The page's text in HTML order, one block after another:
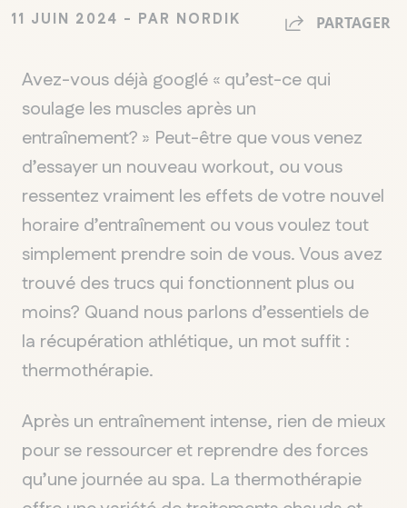
11 JUIN 2024 - PAR NORDIK PARTAGER
Avez-vous déjà googlé « qu’est-ce qui
soulage les muscles après un
entraînement? » Peut-être que vous venez
d’essayer un nouveau workout, ou vous
ressentez vraiment les effets de votre nouvel
horaire d’entraînement ou vous voulez tout
simplement prendre soin de vous. Vous avez
trouvé des trucs qui fonctionnent plus ou
moins? Quand nous parlons d’essentiels de
la récupération athlétique, un mot suffit :
thermothérapie.
Après un entraînement intense, rien de mieux
pour se ressourcer et reprendre des forces
qu’une journée au spa. La thermothérapie